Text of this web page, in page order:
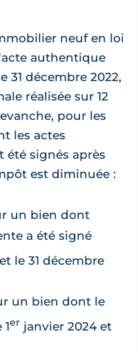
neuf en loi
authentique
31 décembre 2022,
réalisée sur 12
pour les
les actes
signés après
est diminuée :
un bien dont
a été signé
le 31 décembre
un bien dont le
er janvier 2024 et